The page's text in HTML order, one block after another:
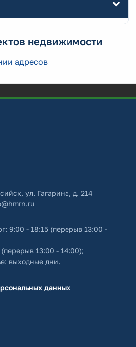
недвижимости
адресов
ул. Гагарина, д. 214
9:00 - 18:15 (перерыв 13:00 -
13:00 - 14:00);
выходные дни.
данных